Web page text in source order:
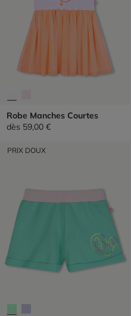
Robe Manches Courtes
dès 59,00 €
PRIX DOUX